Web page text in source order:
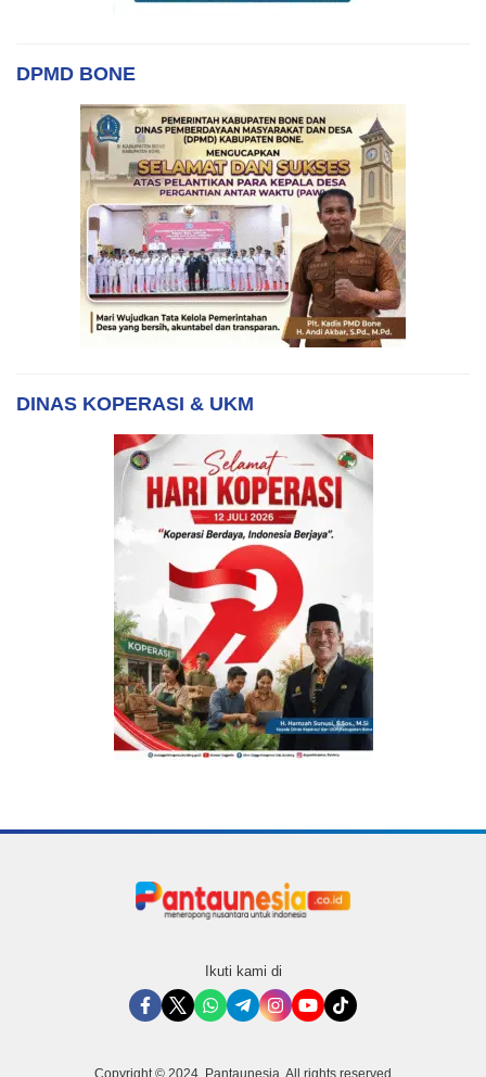
DPMD BONE
DINAS KOPERASI & UKM
Ikuti kami di
Copyright © 2024. Pantaunesia. All rights reserved